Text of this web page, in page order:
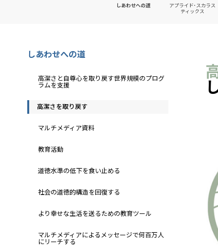
しあわせへの道
アプライド･スカラス
ティックス
しあわせへの道
高潔さと自尊心を取り戻す世界規模のプログ
ラムを支援
高潔さを取り戻す
マルチメディア資料
教育活動
道徳水準の低下を食い止める
社会の道徳的構造を回復する
より幸せな生活を送るための教育ツール
マルチメディアによるメッセージで何百万人
にリーチする